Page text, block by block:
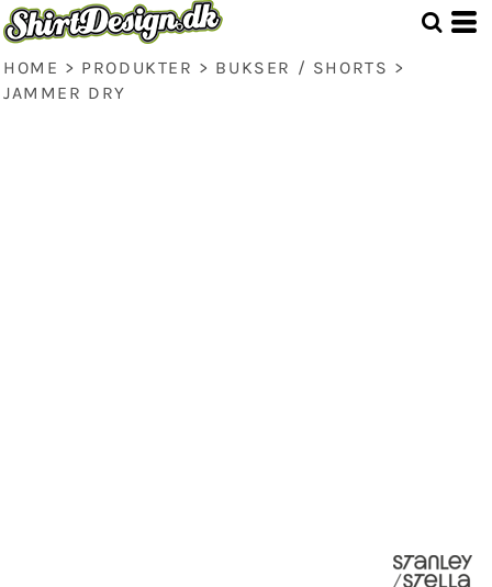
HOME > PRODUKTER > BUKSER / SHORTS >
JAMMER DRY